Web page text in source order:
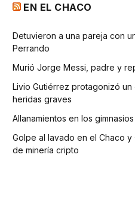
EN EL CHACO
Detuvieron a una pareja con
Perrando
Murió Jorge Messi, padre y
Livio Gutiérrez protagonizó
heridas graves
Allanamientos en los
Golpe al lavado en el Chaco y
de minería cripto